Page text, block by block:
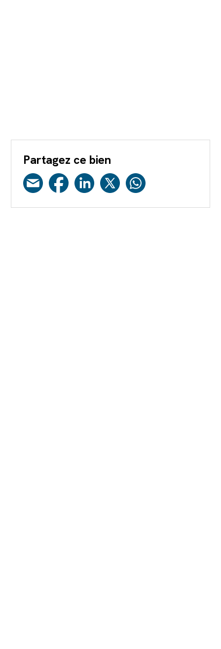
Partagez ce bien